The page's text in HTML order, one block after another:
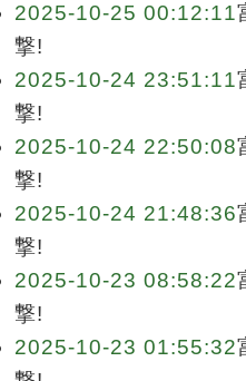
2025-10-25 00:12:11
撃!
2025-10-24 23:51:11
撃!
2025-10-24 22:50:08
撃!
2025-10-24 21:48:36
撃!
2025-10-23 08:58:22
撃!
2025-10-23 01:55:32